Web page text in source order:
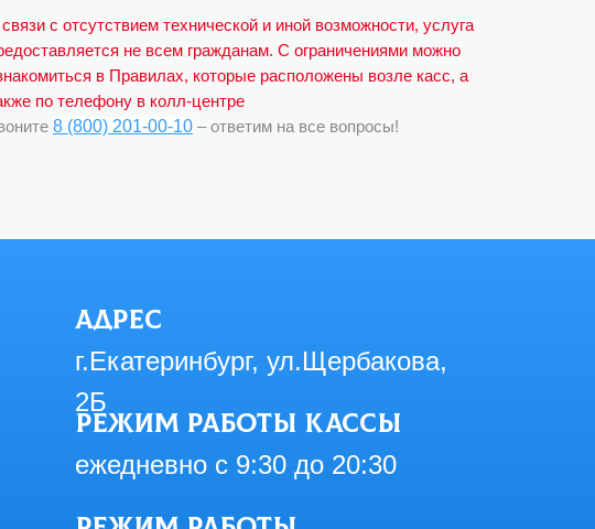
с отсутствием технической и иной возможности, услуга
не всем гражданам. С ограничениями можно
в Правилах, которые расположены возле касс, а
по телефону в колл-центре
8 (800) 201-00-10 – ответим на все вопросы!
Адрес
г.Екатеринбург, ул.Щербакова,
2Б
Режим работы кассы
ежедневно с 9:30 до 20:30